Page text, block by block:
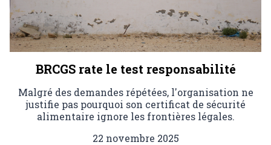
BRCGS rate le test responsabilité
Malgré des demandes répétées, l'organisation ne
justifie pas pourquoi son certificat de sécurité
alimentaire ignore les frontières légales.
22 novembre 2025